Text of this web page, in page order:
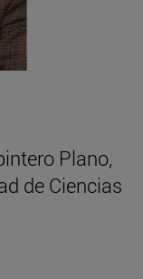
Plano,
de Ciencias